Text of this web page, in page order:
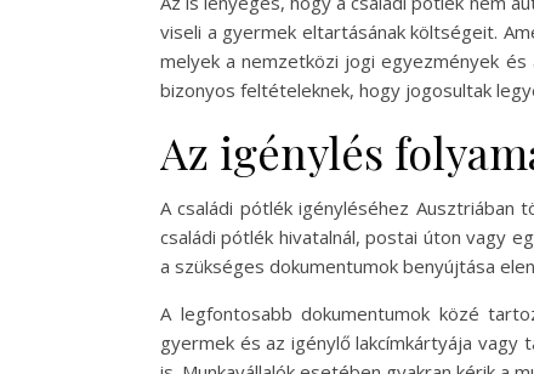
viseli a gyermek eltartásának költségeit.
melyek a nemzetközi jogi egyezmények
bizonyos feltételeknek, hogy jogosultak
Az igénylés
A családi pótlék igényléséhez Ausztriában
családi pótlék hivatalnál, postai úton vagy
a szükséges dokumentumok benyújtása
A legfontosabb dokumentumok közé
gyermek és az igénylő lakcímkártyája vagy